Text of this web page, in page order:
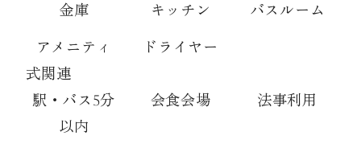
金庫
キッチン バスルーム
アメニティ
ドライヤー
式関連
駅・バス5分
以内
会食会場 法事利用